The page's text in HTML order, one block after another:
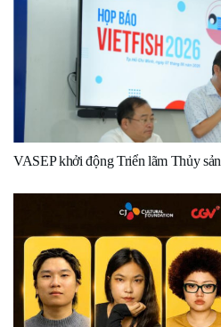
VASEP khởi động Triển lãm Thủy